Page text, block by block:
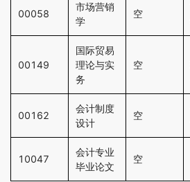
00058
市场营销
学
空
00149
国际贸易
理论与实
务
空
00162
会计制度
设计
空
10047
会计专业
毕业论文
空